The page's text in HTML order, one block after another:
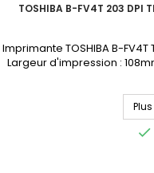
TOSHIBA B-FV4T 203 DPI
Imprimante TOSHIBA B-
Largeur d'impression :
mètres (mandrin 1 pouce)
public (avant remise) : 515€
